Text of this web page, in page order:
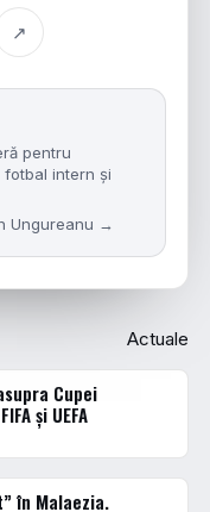
↗
pentru
intern și
Ungureanu →
Actuale
Cupei
și UEFA
în Malaezia.